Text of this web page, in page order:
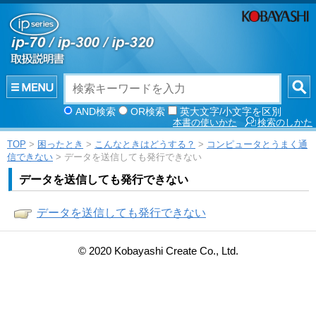
AND検索 OR検索 英大文字/小文字を区別
検索のしかた
本書の使いかた
TOP > 困ったとき > こんなときはどうする？ > コンピュータとうまく通
信できない > データを送信しても発行できない
データを送信しても発行できない
データを送信しても発行できない
© 2020 Kobayashi Create Co., Ltd.